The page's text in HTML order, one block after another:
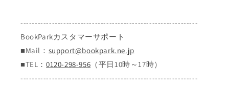
--------------------------------------------------------------
BookParkカスタマーサポート
■Mail： support@bookpark.ne.jp
■TEL： 0120-298-956 （平日10時～17時）
--------------------------------------------------------------